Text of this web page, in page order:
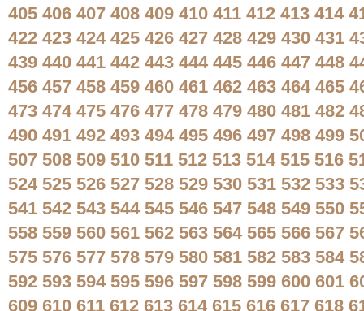
405 406 407 408 409 410 411 412 413 414
422 423 424 425 426 427 428 429 430 431
439 440 441 442 443 444 445 446 447 448
456 457 458 459 460 461 462 463 464 465
473 474 475 476 477 478 479 480 481 482
490 491 492 493 494 495 496 497 498 499
507 508 509 510 511 512 513 514 515 516
524 525 526 527 528 529 530 531 532 533
541 542 543 544 545 546 547 548 549 550
558 559 560 561 562 563 564 565 566 567
575 576 577 578 579 580 581 582 583 584
592 593 594 595 596 597 598 599 600 601
609 610 611 612 613 614 615 616 617 618